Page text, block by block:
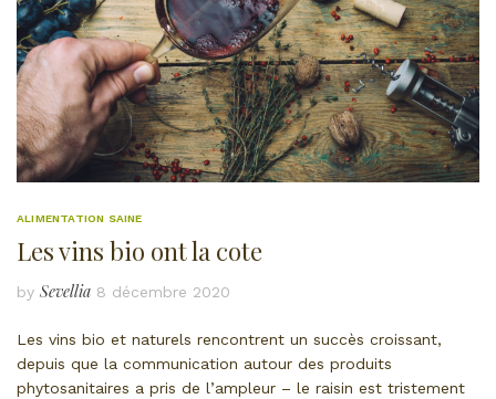
ALIMENTATION SAINE
Les vins bio ont la cote
by Sevellia 8 décembre 2020
Les vins bio et naturels rencontrent un succès croissant,
depuis que la communication autour des produits
phytosanitaires a pris de l’ampleur – le raisin est tristement